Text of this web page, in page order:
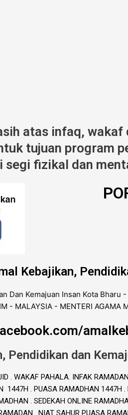
atas infaq, wakaf
tujuan program
fizikal dan
Kebajikan,
Pendidikan dan
. WAKAF PAHALA. INFAK
. PUASA RAMADHAN 1447H
. SEDEKAH ONLINE
. NIAT SAHUR PUASA